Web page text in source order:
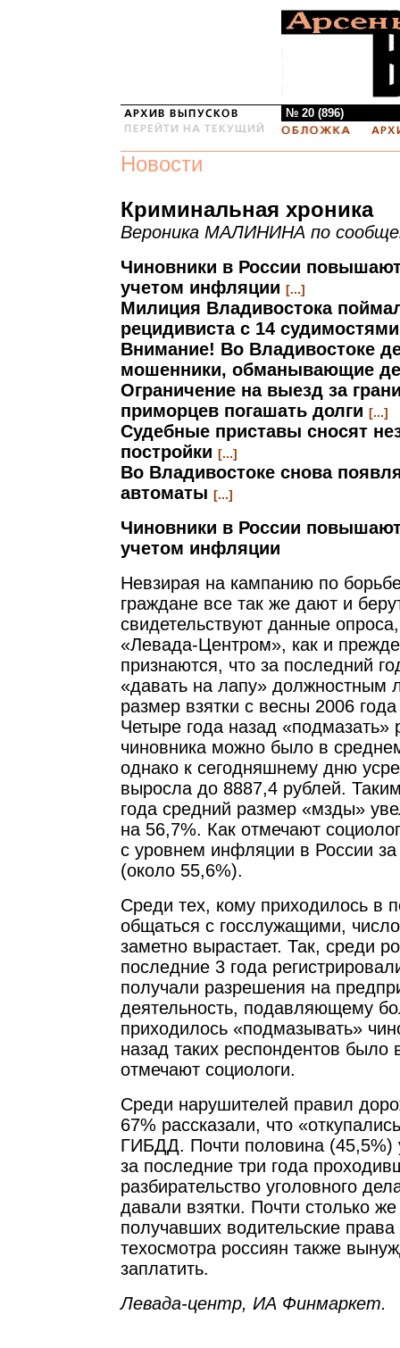
№ 20 (896)
Новости
Криминальная хроника
Вероника МАЛИНИНА по
Чиновники в России
учетом инфляции [...]
Милиция Владивостока
рецидивиста с 14
Внимание! Во Владивостоке
мошенники, обманывающие
Ограничение на выезд за
приморцев погашать долги [...]
Судебные приставы сносят
постройки [...]
Во Владивостоке снова
автоматы [...]
Чиновники в России
учетом инфляции
Невзирая на кампанию по
граждане все так же дают и
свидетельствуют данные
«Левада-Центром», как и
признаются, что за последний
«давать на лапу» должностным
размер взятки с весны 2006
Четыре года назад «подмазать»
чиновника можно было в
однако к сегодняшнему дню
выросла до 8887,4 рублей.
года средний размер «мзды»
на 56,7%. Как отмечают
с уровнем инфляции в России
(около 55,6%).
Среди тех, кому приходилось в
общаться с госслужащими,
заметно вырастает. Так, среди
последние 3 года
получали разрешения на
деятельность, подавляющему
приходилось «подмазывать»
назад таких респондентов было
отмечают социологи.
Среди нарушителей правил
67% рассказали, что
ГИБДД. Почти половина (45,5%)
за последние три года
разбирательство уголовного
давали взятки. Почти столько
получавших водительские
техосмотра россиян также
заплатить.
Левада-центр, ИА Финмаркет.